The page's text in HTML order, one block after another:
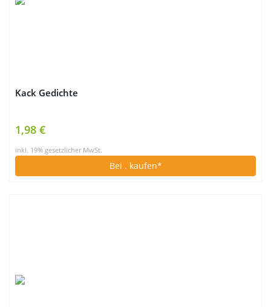
Kack Gedichte
1,98 €
inkl. 19% gesetzlicher MwSt.
Bei . kaufen*